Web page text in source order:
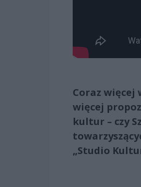
Coraz więcej
więcej
kultur – czy
„Studio